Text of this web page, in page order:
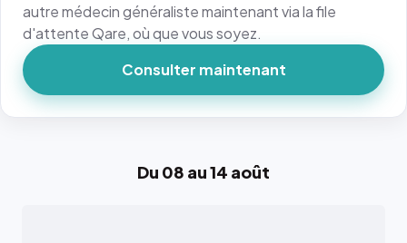
Du 08 au 14 août
autre médecin généraliste maintenant via la file
d'attente Qare, où que vous soyez.
Consulter maintenant